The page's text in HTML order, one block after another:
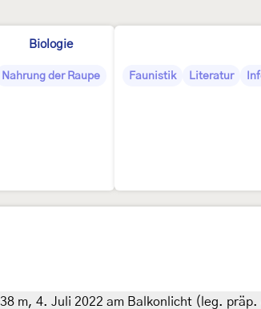
Biologie
Nahrung der Raupe Faunistik Literatur
m, 4. Juli 2022 am Balkonlicht (leg.